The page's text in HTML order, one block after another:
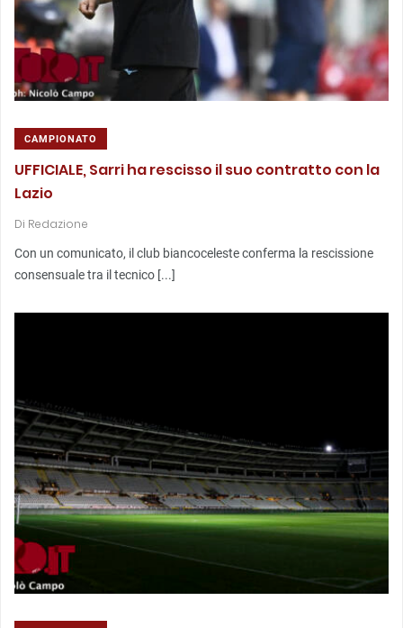
CAMPIONATO
UFFICIALE, Sarri ha rescisso il suo contratto con la
Lazio
Di Redazione
Con un comunicato, il club biancoceleste conferma la rescissione
consensuale tra il tecnico [...]